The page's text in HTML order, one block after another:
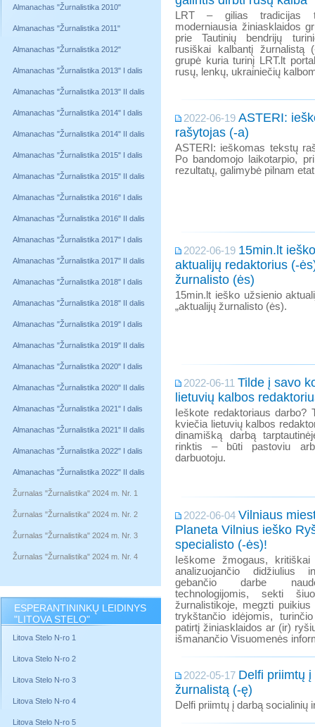
Almanachas "Žurnalistika 2010"
Almanachas "Žurnalistika 2011"
Almanachas "Žurnalistika 2012"
Almanachas "Žurnalistika 2013" I dalis
Almanachas "Žurnalistika 2013" II dalis
Almanachas "Žurnalistika 2014" I dalis
Almanachas "Žurnalistika 2014" II dalis
Almanachas "Žurnalistika 2015" I dalis
Almanachas "Žurnalistika 2015" II dalis
Almanachas "Žurnalistika 2016" I dalis
Almanachas "Žurnalistika 2016" II dalis
Almanachas "Žurnalistika 2017" I dalis
Almanachas "Žurnalistika 2017" II dalis
Almanachas "Žurnalistika 2018" I dalis
Almanachas "Žurnalistika 2018" II dalis
Almanachas "Žurnalistika 2019" I dalis
Almanachas "Žurnalistika 2019" II dalis
Almanachas "Žurnalistika 2020" I dalis
Almanachas "Žurnalistika 2020" II dalis
Almanachas "Žurnalistika 2021" I dalis
Almanachas "Žurnalistika 2021" II dalis
Almanachas "Žurnalistika 2022" I dalis
Almanachas "Žurnalistika 2022" II dalis
Žurnalas "Žurnalistika" 2024 m. Nr. 1
Žurnalas "Žurnalistika" 2024 m. Nr. 2
Žurnalas "Žurnalistika" 2024 m. Nr. 3
Žurnalas "Žurnalistika" 2024 m. Nr. 4
ESPERANTININKŲ LEIDINYS
"LITOVA STELO"
Litova Stelo N-ro 1
Litova Stelo N-ro 2
Litova Stelo N-ro 3
Litova Stelo N-ro 4
Litova Stelo N-ro 5
LRT – gilias tradicijas
moderniausia žiniasklaidos
prie Tautinių bendrijų
rusiškai kalbantį žurnalistą
grupė kuria turinį LRT.lt
rusų, lenkų, ukrainiečių
2022-06-19 ASTERI:
rašytojas (-a)
ASTERI: ieškomas tekstų
Po bandomojo laikotarpio,
rezultatų, galimybė pilnam
2022-06-19 15min.lt
aktualijų redaktorius (-
žurnalisto (ės)
15min.lt ieško užsienio
„aktualijų žurnalisto (ės).
2022-06-11 Tilde į savo
lietuvių kalbos
Ieškote redaktoriaus darbo?
kviečia lietuvių kalbos
dinamišką darbą
rinktis – būti pastoviu
darbuotoju.
2022-06-04 Vilniaus
Planeta Vilnius ieško
specialisto (-ės)!
Ieškome žmogaus,
analizuojančio didžiulius
gebančio darbe
technologijomis, sekti
žurnalistikoje, megzti
trykštančio idėjomis,
patirtį žiniasklaidos ar (ir)
išmanančio Visuomenės
2022-05-17 Delfi priimtų
žurnalistą (-ę)
Delfi priimtų į darbą socialinių